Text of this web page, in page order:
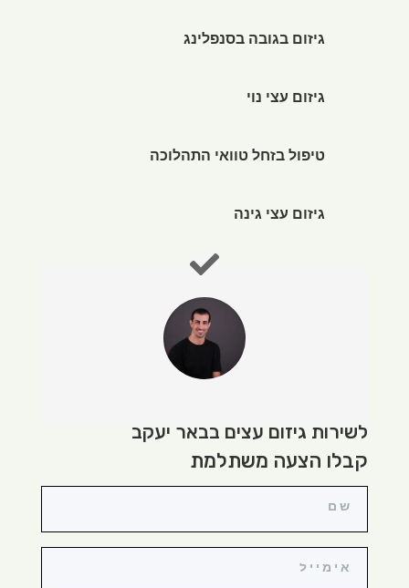
גיזום בגובה בסנפלינג
גיזום עצי נוי
טיפול בזחל טוואי התהלוכה
גיזום עצי גינה
לשירות גיזום עצים בבאר יעקב
קבלו הצעה משתלמת